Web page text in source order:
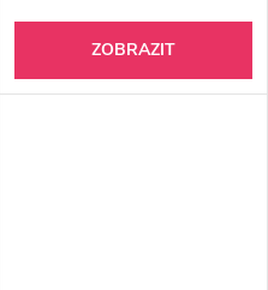
ZOBRAZIT